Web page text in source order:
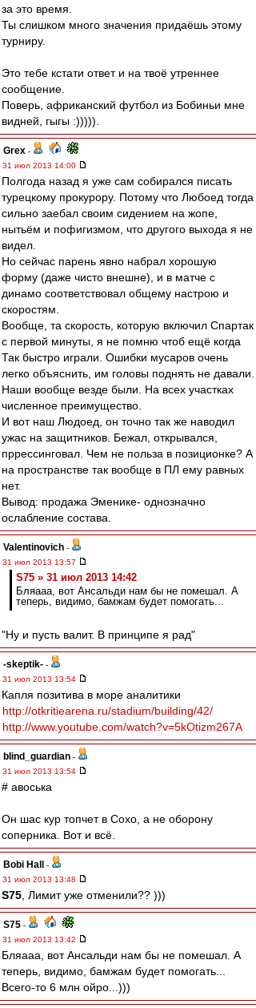
за это время.
Ты слишком много значения придаёшь этому
турниру.
Это тебе кстати ответ и на твоё утреннее
сообщение.
Поверь, африканский футбол из Бобиньи мне
видней, гыгы :))))).
Grex -
31 июл 2013 14:00
Полгода назад я уже сам собирался писать
турецкому прокурору. Потому что Любоед тогда
сильно заебал своим сидением на жопе,
нытьём и пофигизмом, что другого выхода я не
видел.
Но сейчас парень явно набрал хорошую
форму (даже чисто внешне), и в матче с
динамо соответствовал общему настрою и
скоростям.
Вообще, та скорость, которую включил Спартак
с первой минуты, я не помню чтоб ещё когда
Так быстро играли. Ошибки мусаров очень
легко объяснить, им головы поднять не давали.
Наши вообще везде были. На всех участках
численное преимущество.
И вот наш Людоед, он точно так же наводил
ужас на защитников. Бежал, открывался,
пррессинговал. Чем не польза в позиционке? А
на пространстве так вообще в ПЛ ему равных
нет.
Вывод: продажа Эменике- однозначно
ослабление состава.
Valentinovich -
31 июл 2013 13:57
S75 » 31 июл 2013 14:42
Бляааа, вот Ансальди нам бы не помешал. А
теперь, видимо, бамжам будет помогать...
"Ну и пусть валит. В принципе я рад"
-skeptik- -
31 июл 2013 13:54
Капля позитива в море аналитики
http://otkritiearena.ru/stadium/building/42/
http://www.youtube.com/watch?v=5kOtizm267A
blind_guardian -
31 июл 2013 13:54
# авоська
Он шас кур топчет в Сохо, а не оборону
соперника. Вот и всё.
Bobi Hall
-
31 июл 2013 13:48
S75 , Лимит уже отменили?? )))
S75 -
31 июл 2013 13:42
Бляааа, вот Ансальди нам бы не помешал. А
теперь, видимо, бамжам будет помогать...
Всего-то 6 млн ойро...)))